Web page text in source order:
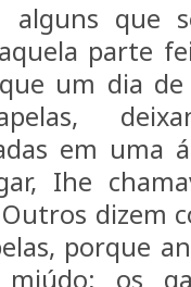
alguns que
parte
um dia
em uma
Ihe
dizem
porque
os